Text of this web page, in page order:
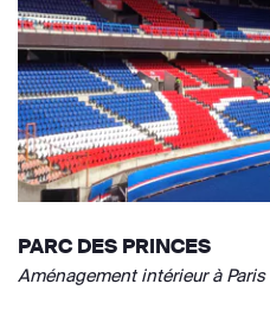
PARC DES PRINCES
Aménagement intérieur à Paris